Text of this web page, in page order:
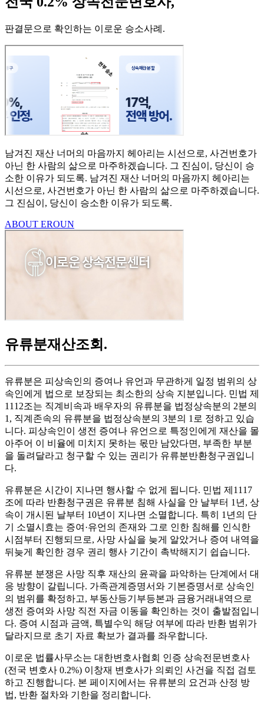
판결문으로 확인하는 이로운 승소사례 .
남겨진 재산 너머의 마음까지 헤아리는 시선으로, 사건번호가
아닌 한 사람의 삶으로 마주하겠습니다. 그 진심이, 당신이 승
소한 이유가 되도록. 남겨진 재산 너머의 마음까지 헤아리는
시선으로, 사건번호가 아닌 한 사람의 삶으로 마주하겠습니다.
그 진심이, 당신이 승소한 이유가 되도록.
ABOUT EROUN
유류분재산조회 .
유류분은 피상속인의 증여나 유언과 무관하게 일정 범위의 상
속인에게 법으로 보장되는 최소한의 상속 지분입니다. 민법 제
1112조는 직계비속과 배우자의 유류분을 법정상속분의 2분의
1, 직계존속의 유류분을 법정상속분의 3분의 1로 정하고 있습
니다. 피상속인이 생전 증여나 유언으로 특정인에게 재산을 몰
아주어 이 비율에 미치지 못하는 몫만 남았다면, 부족한 부분
을 돌려달라고 청구할 수 있는 권리가 유류분반환청구권입니
다.
유류분은 시간이 지나면 행사할 수 없게 됩니다. 민법 제1117
조에 따라 반환청구권은 유류분 침해 사실을 안 날부터 1년, 상
속이 개시된 날부터 10년이 지나면 소멸합니다. 특히 1년의 단
기 소멸시효는 증여·유언의 존재와 그로 인한 침해를 인식한
시점부터 진행되므로, 사망 사실을 늦게 알았거나 증여 내역을
뒤늦게 확인한 경우 권리 행사 기간이 촉박해지기 쉽습니다.
유류분 분쟁은 사망 직후 재산의 윤곽을 파악하는 단계에서 대
응 방향이 갈립니다. 가족관계증명서와 기본증명서로 상속인
의 범위를 확정하고, 부동산등기부등본과 금융거래내역으로
생전 증여와 사망 직전 자금 이동을 확인하는 것이 출발점입니
다. 증여 시점과 금액, 특별수익 해당 여부에 따라 반환 범위가
달라지므로 초기 자료 확보가 결과를 좌우합니다.
이로운 법률사무소는 대한변호사협회 인증 상속전문변호사
(전국 변호사 0.2%) 이창재 변호사가 의뢰인 사건을 직접 검토
하고 진행합니다. 본 페이지에서는 유류분의 요건과 산정 방
법, 반환 절차와 기한을 정리합니다.